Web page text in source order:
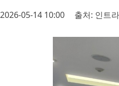
2026-05-14 10:00 출처: 인트